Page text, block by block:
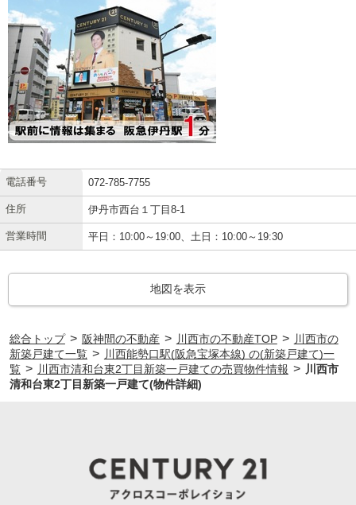
電話番号 072-785-7755
住所 伊丹市西台１丁目8-1
営業時間 平日：10:00～19:00、土日：10:00～19:30
地図を表示
総合トップ > 阪神間の不動産 > 川西市の不動産TOP > 川西市の
新築戸建て一覧 > 川西能勢口駅(阪急宝塚本線) の(新築戸建て)一
覧 > 川西市清和台東2丁目新築一戸建ての売買物件情報 > 川西市
清和台東2丁目新築一戸建て(物件詳細)